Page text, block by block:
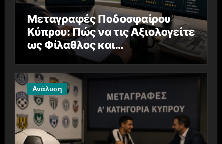
Μεταγραφές Ποδοσφαίρου
Κύπρου: Πώς να τις Αξιολογείτε
ως Φίλαθλος και
Στοιχηματιστής
Ανάλυση